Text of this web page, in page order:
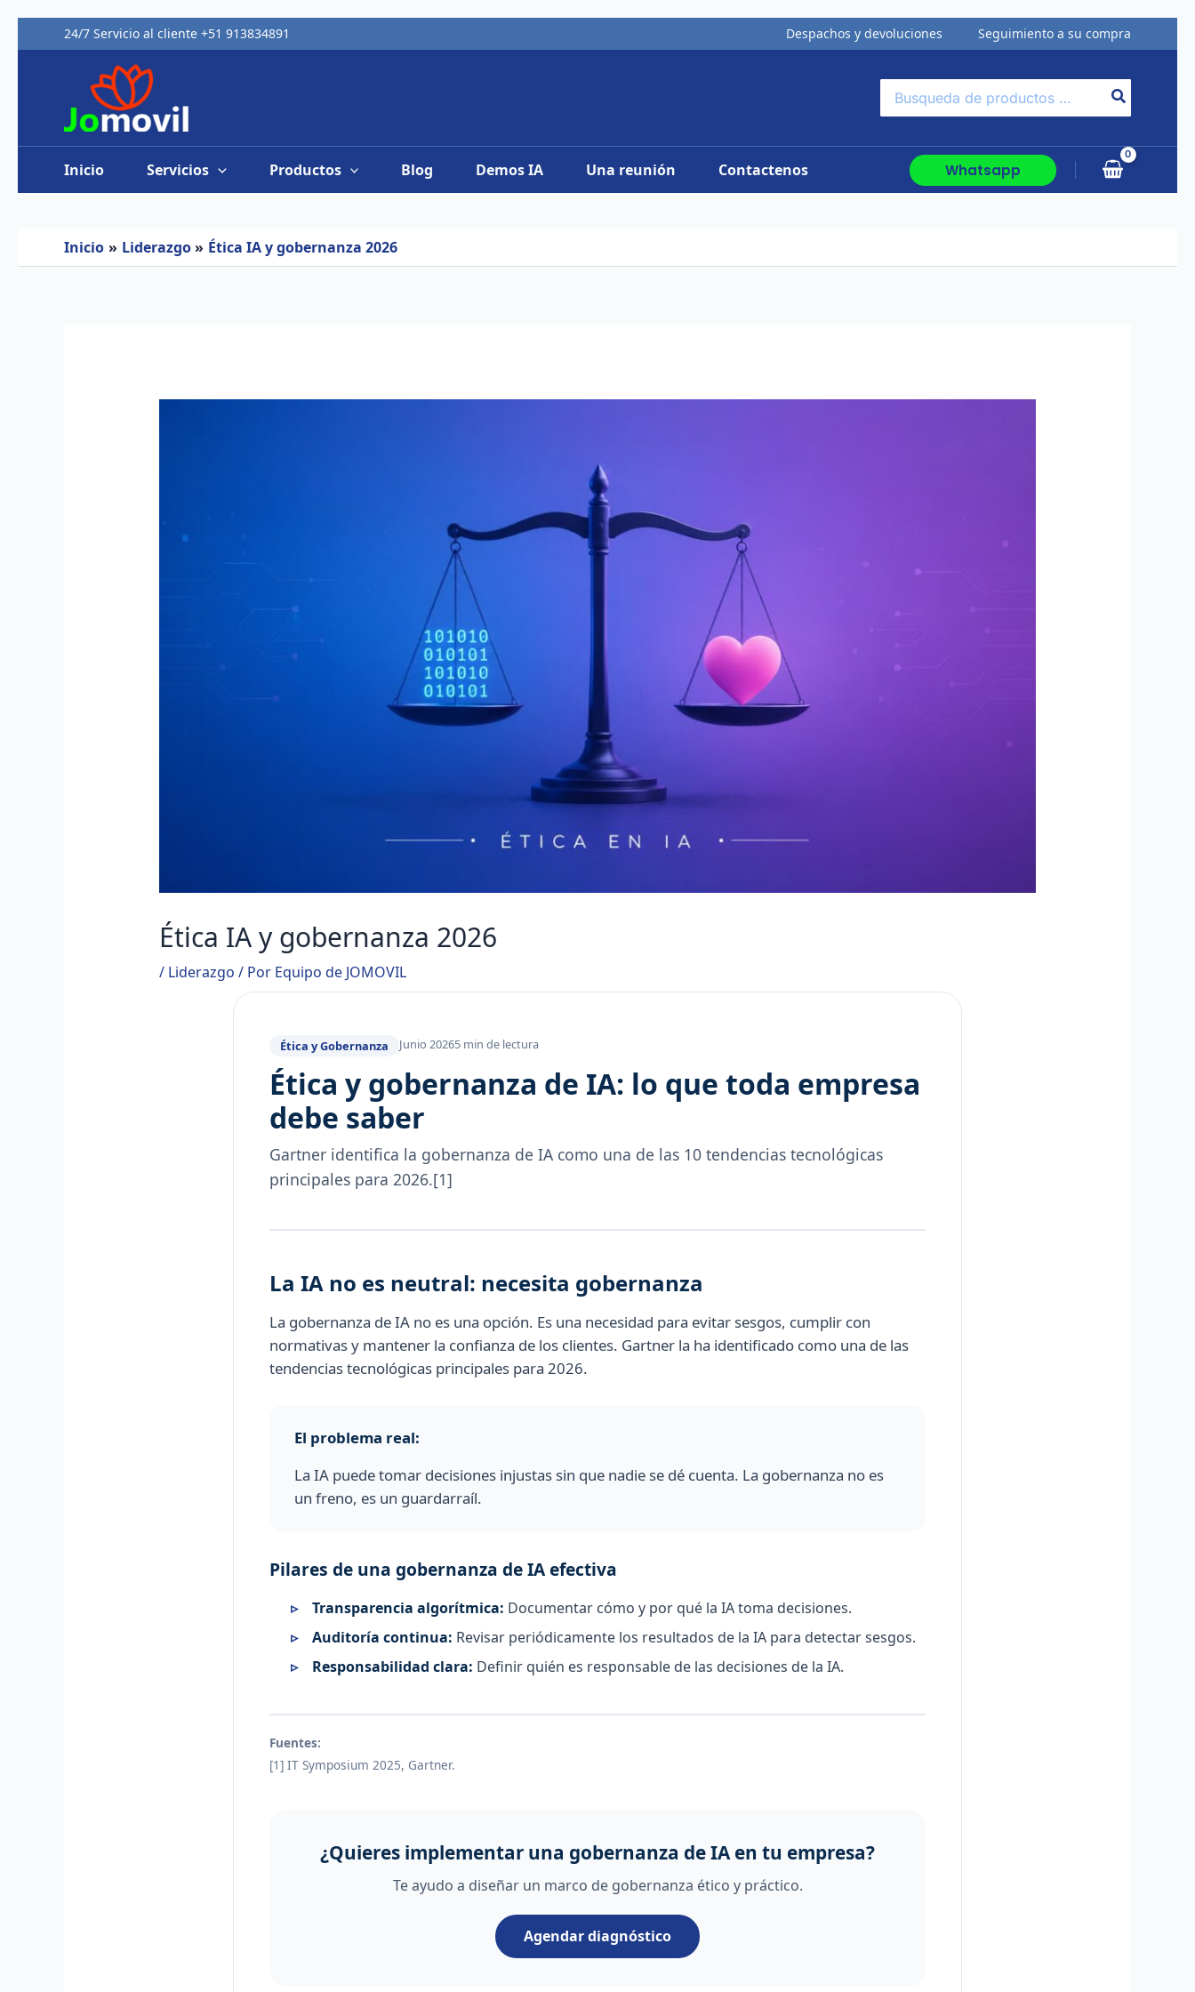
contenido
24/7 Servicio al cliente +51 913834891 Despachos y devoluciones Seguimiento a su compra
Buscar
por:
Inicio Servicios Productos Blog Demos IA Una reunión Contactenos Whatsapp
Inicio Liderazgo Ética IA y gobernanza 2026
Ética IA y gobernanza 2026
/ Liderazgo / Por Equipo de JOMOVIL
Ética y Gobernanza Junio 20265 min de lectura
Ética y gobernanza de IA: lo que toda empresa
debe saber
Gartner identifica la gobernanza de IA como una de las 10 tendencias tecnológicas
principales para 2026.[1]
La IA no es neutral: necesita gobernanza
La gobernanza de IA no es una opción. Es una necesidad para evitar sesgos, cumplir con
normativas y mantener la confianza de los clientes. Gartner la ha identificado como una de las
tendencias tecnológicas principales para 2026.
El problema real:
La IA puede tomar decisiones injustas sin que nadie se dé cuenta. La gobernanza no es
un freno, es un guardarraíl.
Pilares de una gobernanza de IA efectiva
Transparencia algorítmica: Documentar cómo y por qué la IA toma decisiones.
Auditoría continua: Revisar periódicamente los resultados de la IA para detectar sesgos.
Responsabilidad clara: Definir quién es responsable de las decisiones de la IA.
Fuentes:
[1] IT Symposium 2025, Gartner.
¿Quieres implementar una gobernanza de IA en tu empresa?
Te ayudo a diseñar un marco de gobernanza ético y práctico.
Agendar diagnóstico